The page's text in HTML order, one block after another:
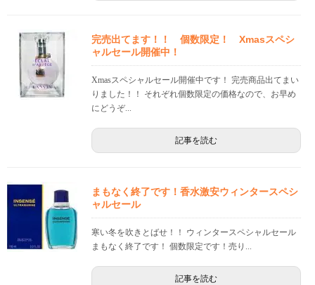
完売出てます！！ 個数限定！ Xmasスペシ
ャルセール開催中！
Xmasスペシャルセール開催中です！ 完売商品出てまい
りました！！ それぞれ個数限定の価格なので、お早め
にどうぞ...
記事を読む
まもなく終了です！香水激安ウィンタースペシ
ャルセール
寒い冬を吹きとばせ！！ ウィンタースペシャルセール
まもなく終了です！ 個数限定です！売り...
記事を読む